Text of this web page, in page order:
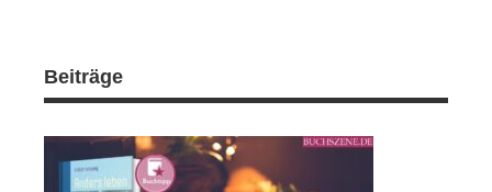
Beiträge